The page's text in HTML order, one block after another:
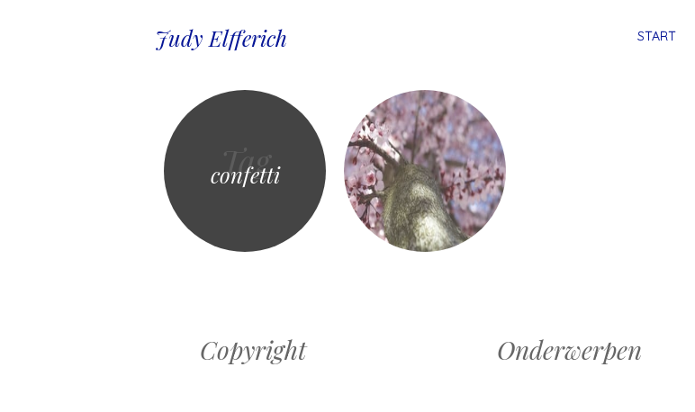
Judy Elfferich MENU
SPRINGSTART
Tag
confetti
Copyright Onderwerpen